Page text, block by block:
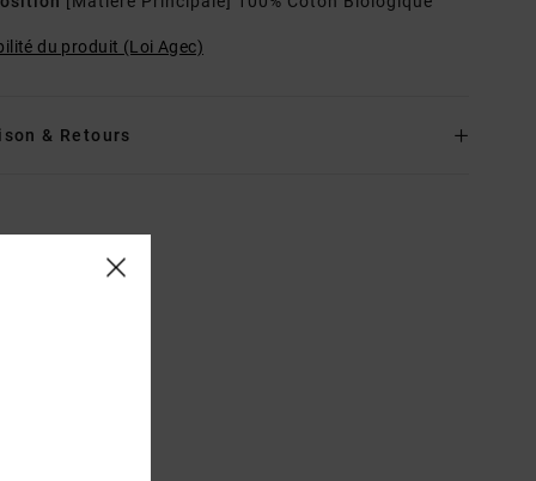
du produit (Loi Agec)
& Retours